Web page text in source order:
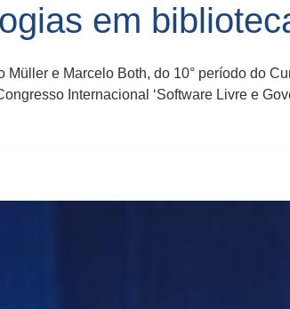
em
e Marcelo Both, do 10° período do
Internacional ‘Software Livre e